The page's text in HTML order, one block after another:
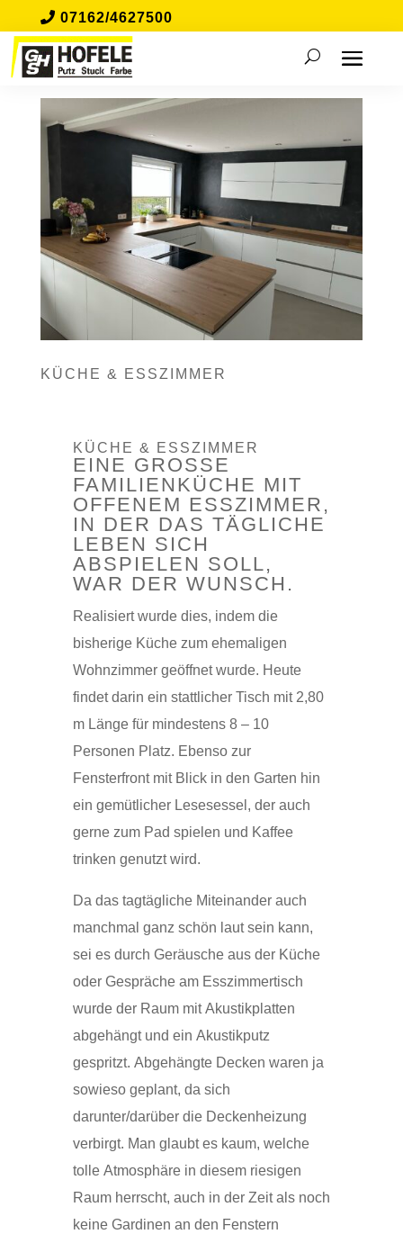
07162/4627500
KÜCHE & ESSZIMMER
KÜCHE & ESSZIMMER
EINE GROSSE F
AMILIENKÜCHE MIT O
FFENEM ESSZIMMER, I
N DER DAS TÄGLICHE L
EBEN SICH A
BSPIELEN SOLL, W
AR DER WUNSCH.
Realisiert wurde dies, indem die
bisherige Küche zum ehemaligen
Wohnzimmer geöffnet wurde. Heute
findet darin ein stattlicher Tisch mit 2,80
m Länge für mindestens 8 – 10
Personen Platz. Ebenso zur
Fensterfront mit Blick in den Garten hin
ein gemütlicher Lesesessel, der auch
gerne zum Pad spielen und Kaffee
trinken genutzt wird.
Da das tagtägliche Miteinander auch
manchmal ganz schön laut sein kann,
sei es durch Geräusche aus der Küche
oder Gespräche am Esszimmertisch
wurde der Raum mit Akustikplatten
abgehängt und ein Akustikputz
gespritzt. Abgehängte Decken waren ja
sowieso geplant, da sich
darunter/darüber die Deckenheizung
verbirgt. Man glaubt es kaum, welche
tolle Atmosphäre in diesem riesigen
Raum herrscht, auch in der Zeit als noch
keine Gardinen an den Fenstern